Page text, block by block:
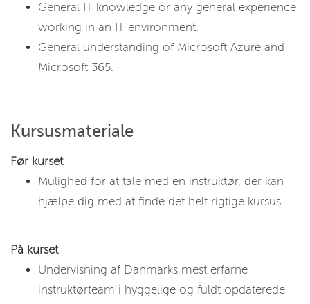
General IT knowledge or any general experience
working in an IT environment.
General understanding of Microsoft Azure and
Microsoft 365.
Kursusmateriale
Før kurset
Mulighed for at tale med en instruktør, der kan
hjælpe dig med at finde det helt rigtige kursus.
På kurset
Undervisning af Danmarks mest erfarne
instruktørteam i hyggelige og fuldt opdaterede